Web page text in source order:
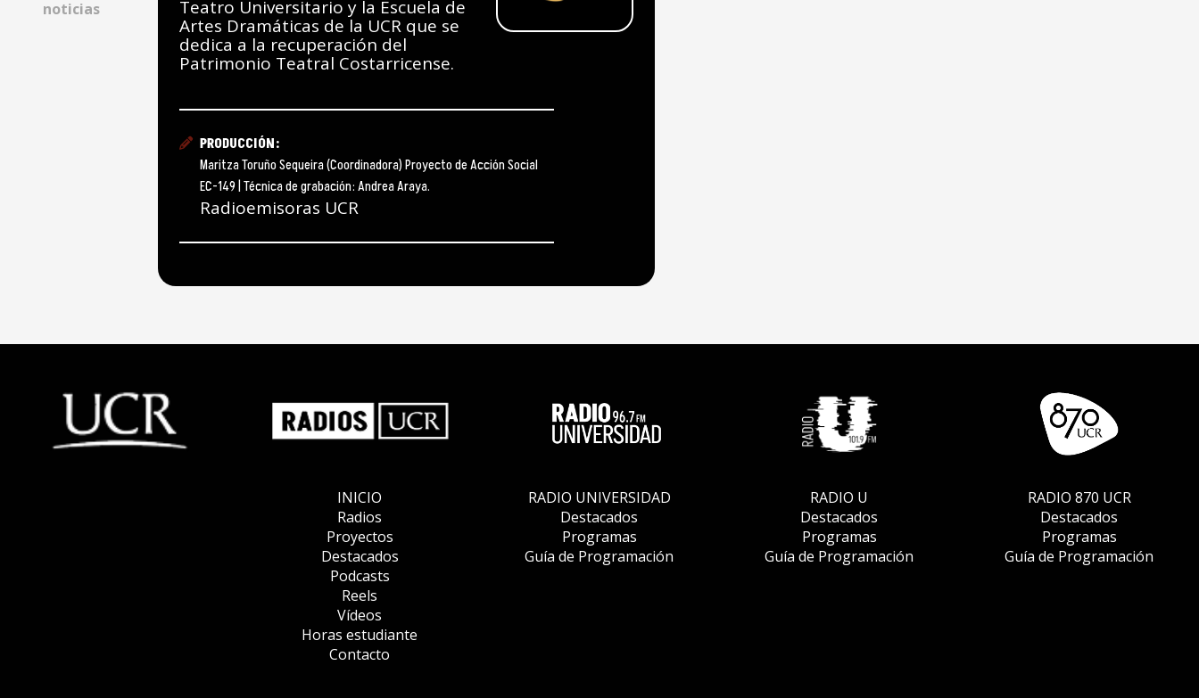
noticias
Teatro Universitario y la Escuela de
Artes Dramáticas de la UCR que se
dedica a la recuperación del
Patrimonio Teatral Costarricense.
PRODUCCIÓN:
Maritza Toruño Sequeira (Coordinadora) Proyecto de Acción Social
EC-149 | Técnica de grabación: Andrea Araya.
Radioemisoras UCR
INICIO
Radios
Proyectos
Destacados
Podcasts
Reels
Vídeos
Horas estudiante
Contacto
RADIO UNIVERSIDAD
Destacados
Programas
Guía de Programación
RADIO U
Destacados
Programas
Guía de Programación
RADIO 870 UCR
Destacados
Programas
Guía de Programación